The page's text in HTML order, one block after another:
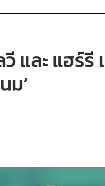
ละ แฮร์รี
ม’